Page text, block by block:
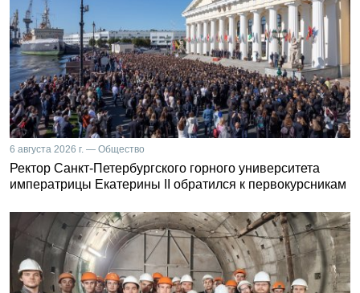
6 августа 2026 г. — Общество
Ректор Санкт-Петербургского горного университета
императрицы Екатерины II обратился к первокурсникам